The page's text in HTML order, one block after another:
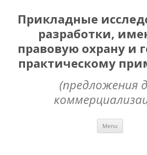
Прикладные
разработки,
правовую охрану и
практическому
(предложения
Menu Skip
content